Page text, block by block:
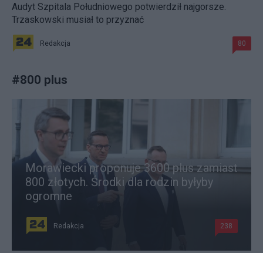
Audyt Szpitala Południowego potwierdził najgorsze.
Trzaskowski musiał to przyznać
Redakcja 80
#800 plus
Morawiecki proponuje 3600 plus zamiast
800 złotych. Środki dla rodzin byłyby
ogromne
Redakcja 238